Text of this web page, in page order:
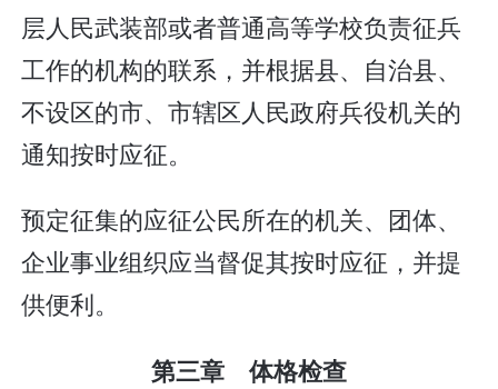
层人民武装部或者普通高等学校负责征兵
工作的机构的联系，并根据县、自治县、
不设区的市、市辖区人民政府兵役机关的
通知按时应征。
预定征集的应征公民所在的机关、团体、
企业事业组织应当督促其按时应征，并提
供便利。
第三章 体格检查